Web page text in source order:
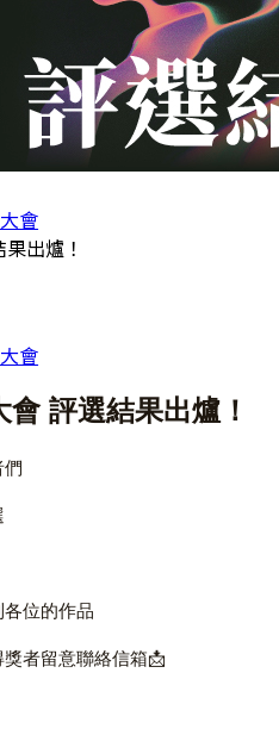
會
出爐！
會
評選結果出爐！
們
位的作品
者留意聯絡信箱📩